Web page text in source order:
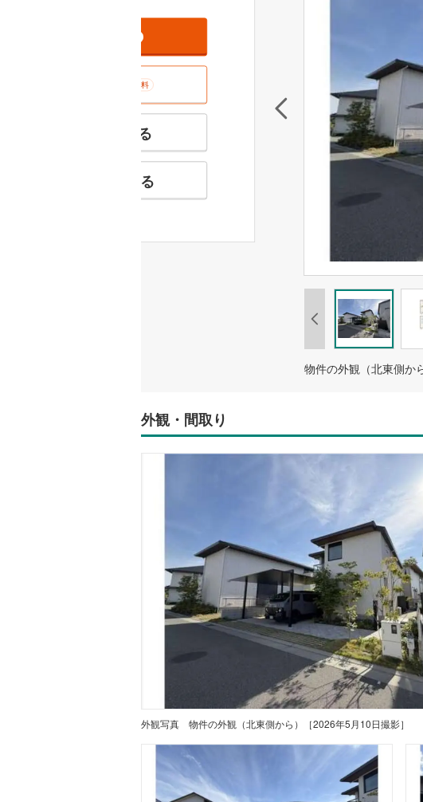
無料
特徴の似た物件を見る
お気に入りに追加する
物件の外観（北東側か
外観・間取り
外観写真 物件の外観（北東側から）［2026年5月10日撮影］